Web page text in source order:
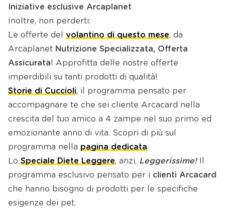
Iniziative esclusive Arcaplanet
Inoltre, non perderti:
Le offerte del volantino di questo mese: da
Arcaplanet Nutrizione Specializzata, Offerta
Assicurata! Approfitta delle nostre offerte
imperdibili su tanti prodotti di qualità!
Storie di Cuccioli, il programma pensato per
accompagnare te che sei cliente Arcacard nella
crescita del tuo amico a 4 zampe nel suo primo ed
emozionante anno di vita. Scopri di più sul
programma nella pagina dedicata.
Lo Speciale Diete Leggere, anzi, Leggerissime!Il
programma esclusivo pensato per i clienti Arcacard
che hanno bisogno di prodotti per le specifiche
esigenze dei pet.